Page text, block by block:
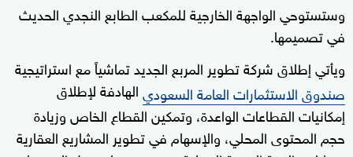
وستستوحي الواجهة الخارجية للمكعب الطابع النجدي الحديث
في تصميمها.
ويأتي إطلاق شركة تطوير المربع الجديد تماشياً مع استراتيجية
صندوق الاستثمارات العامة السعوديالهادفة لإطلاق
إمكانيات القطاعات الواعدة، وتمكين القطاع الخاص وزيادة
حجم المحتوى المحلي، والإسهام في تطوير المشاريع العقارية